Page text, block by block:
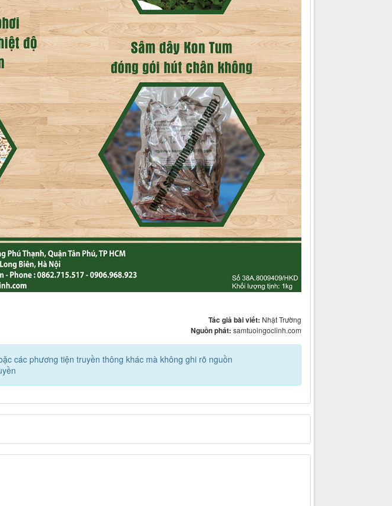
Tác giả bài viết: Nhật Trường
Nguồn phát: samtuoingoclinh.com
các phương tiện truyền thông khác mà không ghi rõ nguồn